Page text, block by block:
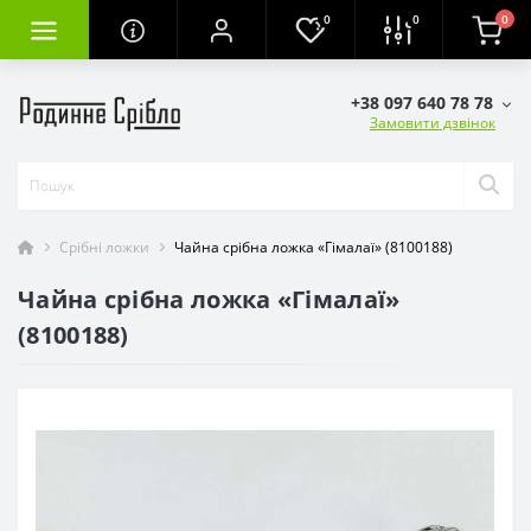
0 0 0
+38 097 640 78 78
Замовити дзвінок
Срібні ложки Чайна срібна ложка «Гімалаї» (8100188)
Чайна срібна ложка «Гімалаї»
(8100188)